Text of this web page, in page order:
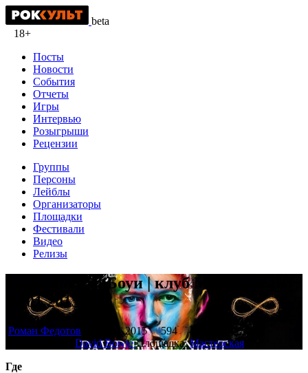
beta
18+
Посты
Новости
События
Отчеты
Игры
Интервью
Розыгрыши
Рецензии
Группы
Персоны
Лейблы
Организаторы
Площадки
Фестивали
Видео
Релизы
Ночь Дэвида Боуи | клуб Мастерская |
08.01.2015
Роман Федотов 07.01.2015
594
David BowieПлощадка:Мастерская
Где